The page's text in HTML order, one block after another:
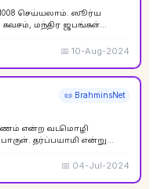
செய்யலாம். ஸூர்ய
மந்திர ஜபங்கள்
📅10-Aug-2024
📜 BrahminsNet
என்ற வடமொழி
தர்ப்பயாமி என்று
📅 04-Jul-2024